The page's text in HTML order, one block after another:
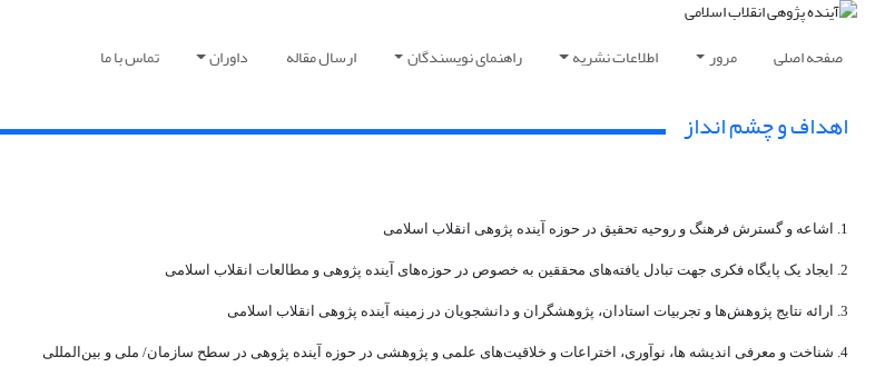
صفحه اصلی مرور اطلاعات نشریه راهنمای نویسندگان ارسال مقاله داوران تماس با ما
اهداف و چشم انداز
1. اشاعه و گسترش فرهنگ و روحیه تحقیق در حوزه آینده پژوهی انقلاب اسلامی
2. ایجاد یک پایگاه فکری جهت تبادل یافته‌های محققین به خصوص در حوزه‌های آینده پژوهی و مطالعات انقلاب اسلامی
3. ارائه نتایج پژوهش‌ها و تجربیات استادان، پژوهشگران و دانشجویان در زمینه آینده پژوهی انقلاب اسلامی
4. شناخت و معرفی اندیشه ها، نوآوری، اختراعات و خلاقیت‌های علمی و پژوهشی در حوزه آینده پژوهی در سطح سازمان/ ملی و بین‌المللی